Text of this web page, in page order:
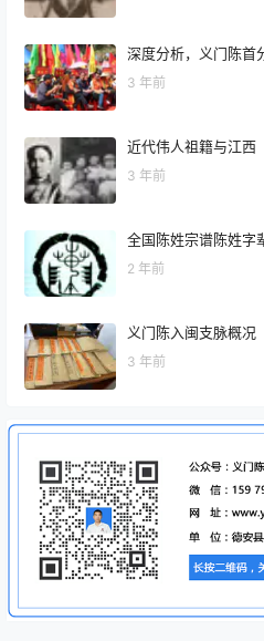
深度分析，义门陈首
3 年前
近代伟人祖籍与江西
3 年前
全国陈姓宗谱陈姓字
2 年前
义门陈入闽支脉概况
3 年前